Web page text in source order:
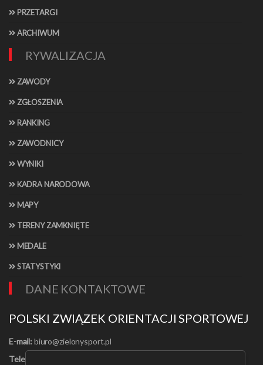
PRZETARGI
ARCHIWUM
RYWALIZACJA
ZAWODY
ZGŁOSZENIA
RANKING
ZAWODNICY
WYNIKI
KADRA NARODOWA
MAPY
TERENY ZAMKNIĘTE
MEDALE
STATYSTYKI
DANE KONTAKTOWE
POLSKI ZWIĄZEK ORIENTACJI SPORTOWEJ
E-mail:
Telefon: